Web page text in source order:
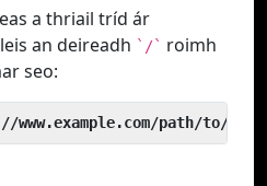
a thriail tríd ár
an deireadh `/` roimh
seo:
path/to/